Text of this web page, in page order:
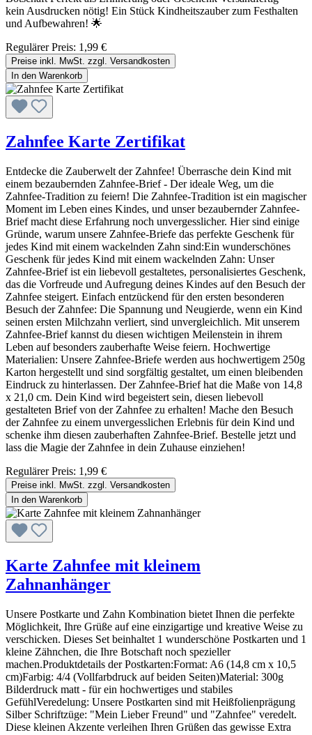
kein Ausdrucken nötig! Ein Stück Kindheitszauber zum Festhalten
und Aufbewahren! 🌟
Regulärer Preis: 1,99 €
Preise inkl. MwSt. zzgl. Versandkosten
In den Warenkorb
Zahnfee Karte Zertifikat
Entdecke die Zauberwelt der Zahnfee! Überrasche dein Kind mit
einem bezaubernden Zahnfee-Brief - Der ideale Weg, um die
Zahnfee-Tradition zu feiern! Die Zahnfee-Tradition ist ein magischer
Moment im Leben eines Kindes, und unser bezaubernder Zahnfee-
Brief macht diese Erfahrung noch unvergesslicher. Hier sind einige
Gründe, warum unsere Zahnfee-Briefe das perfekte Geschenk für
jedes Kind mit einem wackelnden Zahn sind:Ein wunderschönes
Geschenk für jedes Kind mit einem wackelnden Zahn: Unser
Zahnfee-Brief ist ein liebevoll gestaltetes, personalisiertes Geschenk,
das die Vorfreude und Aufregung deines Kindes auf den Besuch der
Zahnfee steigert. Einfach entzückend für den ersten besonderen
Besuch der Zahnfee: Die Spannung und Neugierde, wenn ein Kind
seinen ersten Milchzahn verliert, sind unvergleichlich. Mit unserem
Zahnfee-Brief kannst du diesen wichtigen Meilenstein in ihrem
Leben auf besonders zauberhafte Weise feiern. Hochwertige
Materialien: Unsere Zahnfee-Briefe werden aus hochwertigem 250g
Karton hergestellt und sind sorgfältig gestaltet, um einen bleibenden
Eindruck zu hinterlassen. Der Zahnfee-Brief hat die Maße von 14,8
x 21,0 cm. Dein Kind wird begeistert sein, diesen liebevoll
gestalteten Brief von der Zahnfee zu erhalten! Mache den Besuch
der Zahnfee zu einem unvergesslichen Erlebnis für dein Kind und
schenke ihm diesen zauberhaften Zahnfee-Brief. Bestelle jetzt und
lass die Magie der Zahnfee in dein Zuhause einziehen!
Regulärer Preis: 1,99 €
Preise inkl. MwSt. zzgl. Versandkosten
In den Warenkorb
Karte Zahnfee mit kleinem
Zahnanhänger
Unsere Postkarte und Zahn Kombination bietet Ihnen die perfekte
Möglichkeit, Ihre Grüße auf eine einzigartige und kreative Weise zu
verschicken. Dieses Set beinhaltet 1 wunderschöne Postkarten und 1
kleine Zähnchen, die Ihre Botschaft noch spezieller
machen.Produktdetails der Postkarten:Format: A6 (14,8 cm x 10,5
cm)Farbig: 4/4 (Vollfarbdruck auf beiden Seiten)Material: 300g
Bilderdruck matt - für ein hochwertiges und stabiles
GefühlVeredelung: Unsere Postkarten sind mit Heißfolienprägung
Silber Schriftzüge: "Mein Lieber Freund" und "Zahnfee" veredelt.
Diese kleinen Akzente verleihen Ihren Grüßen das gewisse Extra